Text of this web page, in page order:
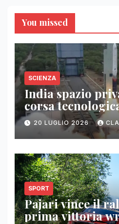
You missed
SCIENZA
India spazio
corsa
20 LUGLIO 2026
SPORT
Pajari vince il
prima vittoria